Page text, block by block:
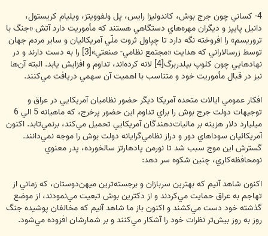
4- کساني چون جرج بوش، کاندوليزا رايس، پل ولفوويتز، ويليام کريستول،
دانيل پايپز و ديگران مهره‌هاي دستگاهي هستند که مأموريت دارد آتش «جنگ با
تروريسم» را افروخته نگه دارد تا چپاول ثروت ملّي آمريکائيان و ساير مردم جهان
توسط زرسالاراني که هدايت «مجتمع نظامي- صنعتي»[3] را به دست دارند و در
نهادهايي چون کلوپ بيلدربرگ[4] لانه کرده‌اند، تداوم و افزايش يابد. البته آن‌ها
نيز در قبال مأموريت خود و متناسب با اهميت آن سهمي دريافت مي‌کنند.
افکار عمومي ايالات متحده آمريکا ديگر حضور نظاميان آمريکايي در عراق و
توجيهات دولت جرج بوش را براي تداوم اين حضور پرخرج، که ماهيانه 5 الي 6
ميليارد دلار هزينه بر ماليات‌دهندگان آمريکايي تحميل مي‌کند، برنمي‌تابد. اکنون
آمريکائيان سوداهاي دور و دراز نظامي‌گرايانه دولت بوش را موجه نمي‌دانند.
گسترش اين موج سبب شد تا نورمن پادهارتز سالخورده، پدر معنوي
نومحافظه‌کاري، چنين شکوه سر دهد:
اکنون شاهد آنيم که بهترين سربازان و برجسته‌ترين ميهن‌دوستان، که زماني از
تهاجم به عراق حمايت مي‌کردند و از دکترين بوش تبعيت مي‌نمودند، از موضع
گذشته خود دست مي‌کشند و اکنون باز ما شاهد آنيم که مخالفان پوشيده جنگ
روز به روز بيش‌تر نظرات خود را آشکار مي‌کنند و بر شمارشان افزوده مي‌شود.